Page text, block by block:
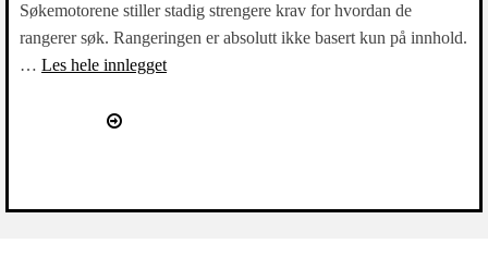
Søkemotorene stiller stadig strengere krav for hvordan de
rangerer søk. Rangeringen er absolutt ikke basert kun på innhold.
… Les hele innlegget